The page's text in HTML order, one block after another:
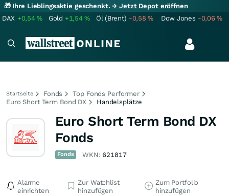
🎁 Ihre Lieblingsaktie geschenkt.→ Jetzt Depot eröffnen
DAX +0,54% Gold +1,54% Öl (Brent) -0,58% Dow Jones -0,06%
Startseite Fonds
Top Fonds Performer
Euro Short Term Bond DX
Handelsplätze
Euro Short Term Bond DX
Fonds
Fonds WKN: 621817
Alarme
einrichten
Zur Watchlist
hinzufügen
Zum Portfolio
hinzufügen